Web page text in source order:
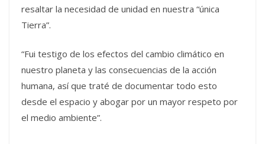
resaltar la necesidad de unidad en nuestra “única
Tierra”.
“Fui testigo de los efectos del cambio climático en
nuestro planeta y las consecuencias de la acción
humana, así que traté de documentar todo esto
desde el espacio y abogar por un mayor respeto por
el medio ambiente”.